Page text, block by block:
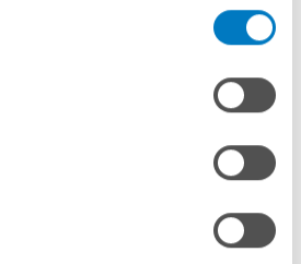
Schritt während der Pool-
des Schwimmbeckens.